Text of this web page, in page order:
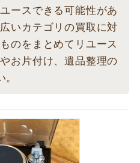
ースできる可能性があ
いカテゴリの買取に対
のをまとめてリユース
お片付け、遺品整理の